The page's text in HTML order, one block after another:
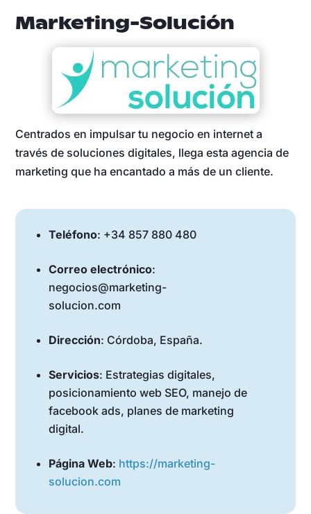
Marketing-Solución
Centrados en impulsar tu negocio en internet a
través de soluciones digitales, llega esta agencia de
marketing que ha encantado a más de un cliente.
Teléfono: +34 857 880 480
Correo electrónico:
negocios@marketing-
solucion.com
Dirección: Córdoba, España.
Servicios: Estrategias digitales,
posicionamiento web SEO, manejo de
facebook ads, planes de marketing
digital.
Página Web: https://marketing-
solucion.com